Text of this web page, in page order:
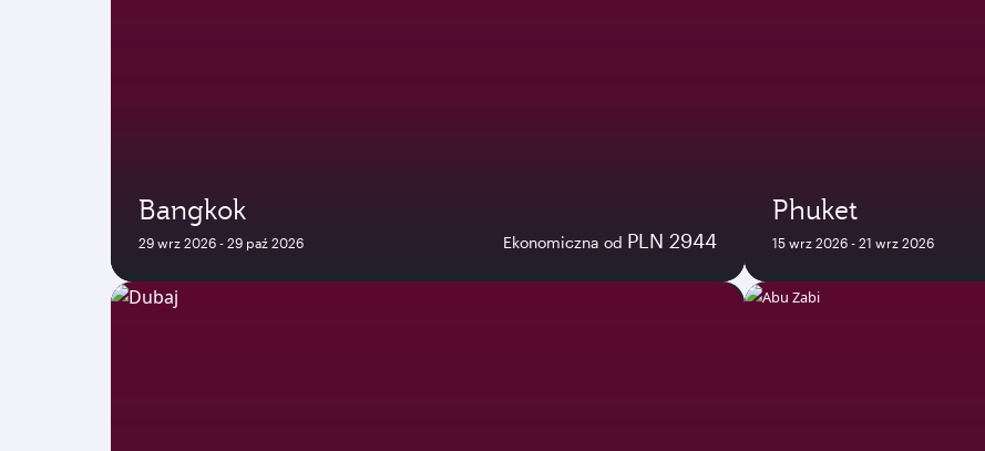
Bangkok
29 wrz 2026 - 29 paź 2026 Ekonomiczna od PLN 2944
Phuket
15 wrz 2026 - 21 wrz 2026